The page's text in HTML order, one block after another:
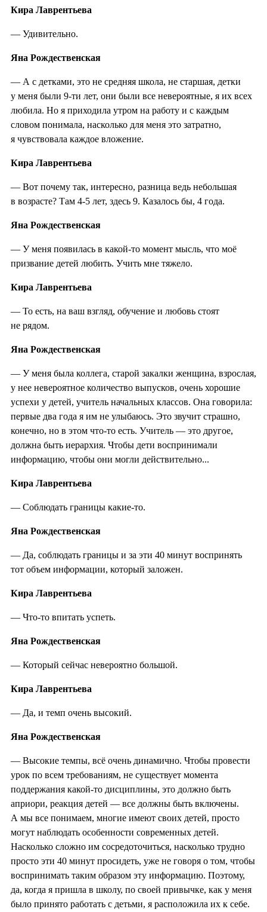
Кира Лаврентьева
— Удивительно.
Яна Рождественская
— А с детками, это не средняя школа, не старшая, детки
у меня были 9-ти лет, они были все невероятные, я их всех
любила. Но я приходила утром на работу и с каждым
словом понимала, насколько для меня это затратно,
я чувствовала каждое вложение.
Кира Лаврентьева
— Вот почему так, интересно, разница ведь небольшая
в возрасте? Там 4-5 лет, здесь 9. Казалось бы, 4 года.
Яна Рождественская
— У меня появилась в какой-то момент мысль, что моё
призвание детей любить. Учить мне тяжело.
Кира Лаврентьева
— То есть, на ваш взгляд, обучение и любовь стоят
не рядом.
Яна Рождественская
— У меня была коллега, старой закалки женщина, взрослая,
у нее невероятное количество выпусков, очень хорошие
успехи у детей, учитель начальных классов. Она говорила:
первые два года я им не улыбаюсь. Это звучит страшно,
конечно, но в этом что-то есть. Учитель — это другое,
должна быть иерархия. Чтобы дети воспринимали
информацию, чтобы они могли действительно...
Кира Лаврентьева
— Соблюдать границы какие-то.
Яна Рождественская
— Да, соблюдать границы и за эти 40 минут воспринять
тот объем информации, который заложен.
Кира Лаврентьева
— Что-то впитать успеть.
Яна Рождественская
— Который сейчас невероятно большой.
Кира Лаврентьева
— Да, и темп очень высокий.
Яна Рождественская
— Высокие темпы, всё очень динамично. Чтобы провести
урок по всем требованиям, не существует момента
поддержания какой-то дисциплины, это должно быть
априори, реакция детей — все должны быть включены.
А мы все понимаем, многие имеют своих детей, просто
могут наблюдать особенности современных детей.
Насколько сложно им сосредоточиться, насколько трудно
просто эти 40 минут просидеть, уже не говоря о том, чтобы
воспринимать таким образом эту информацию. Поэтому,
да, когда я пришла в школу, по своей привычке, как у меня
было принято работать с детьми, я расположила их к себе.